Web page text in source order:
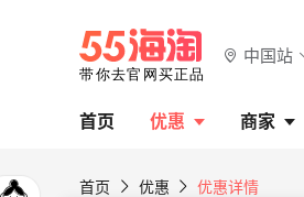
中国站
首页 优惠 商家
首页 优惠 优惠详情